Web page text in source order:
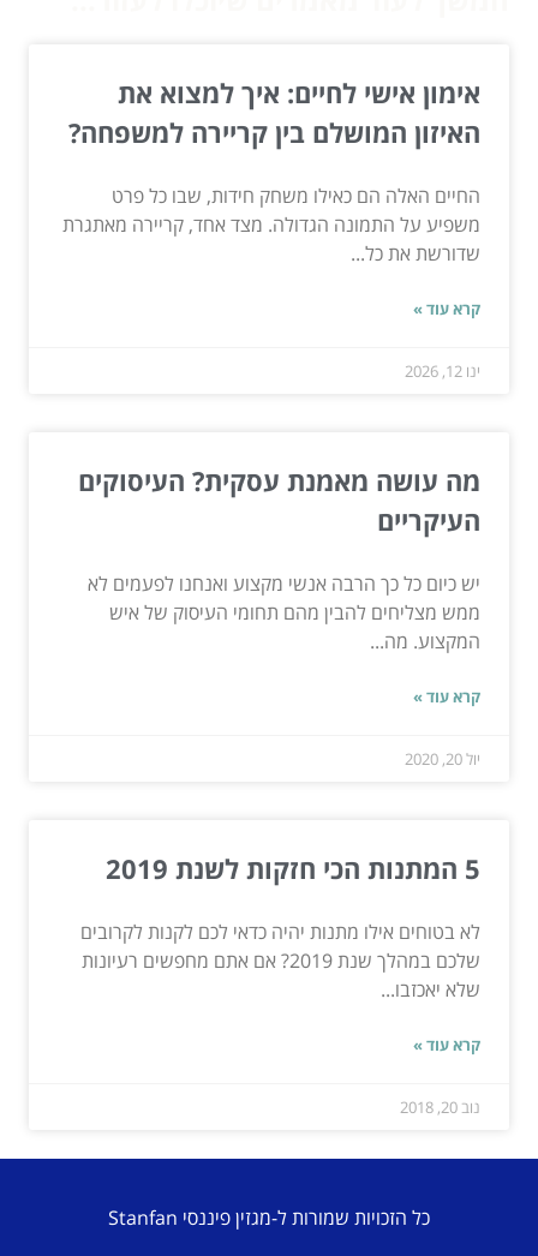
אימון אישי לחיים: איך למצוא את
האיזון המושלם בין קריירה למשפחה?
החיים האלה הם כאילו משחק חידות, שבו כל פרט
משפיע על התמונה הגדולה. מצד אחד, קריירה מאתגרת
שדורשת את כל...
קרא עוד »
ינו 12, 2026
מה עושה מאמנת עסקית? העיסוקים
העיקריים
יש כיום כל כך הרבה אנשי מקצוע ואנחנו לפעמים לא
ממש מצליחים להבין מהם תחומי העיסוק של איש
המקצוע. מה...
קרא עוד »
יול 20, 2020
5 המתנות הכי חזקות לשנת 2019
לא בטוחים אילו מתנות יהיה כדאי לכם לקנות לקרובים
שלכם במהלך שנת 2019? אם אתם מחפשים רעיונות
שלא יאכזבו...
קרא עוד »
נוב 20, 2018
כל הזכויות שמורות ל-מגזין פיננסי Stanfan